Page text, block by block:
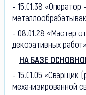
- 15.01.38 «Оператор
- 08.01.28 «Мастер
декоративных
НА БАЗЕ
- 15.01.05 «Сварщик
механизированной